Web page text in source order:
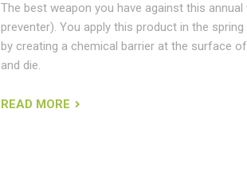
The best weapon you have against this
preventer). You apply this product in the
by creating a chemical barrier at the surface
and die.
READ MORE